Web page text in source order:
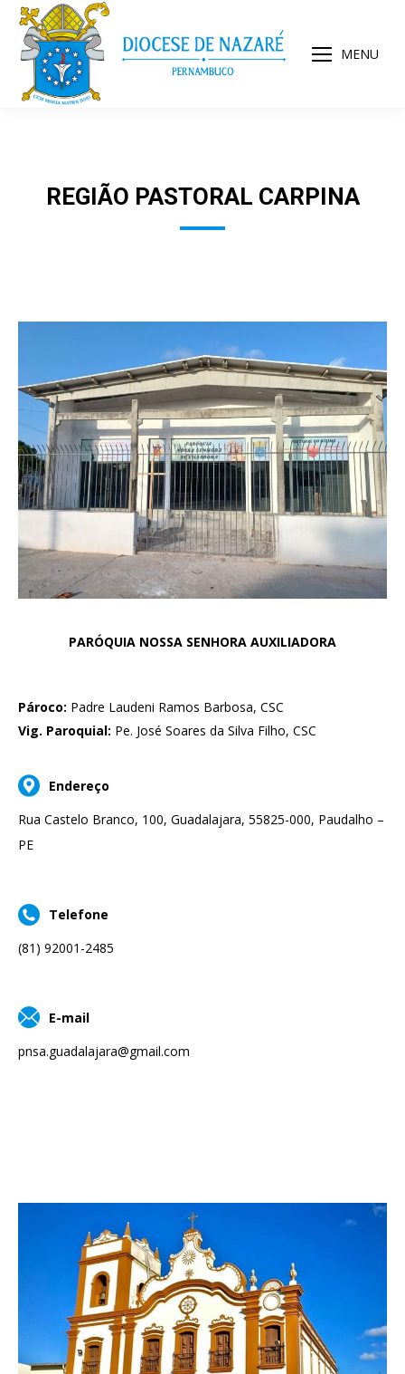
MENU
REGIÃO PASTORAL CARPINA
PARÓQUIA NOSSA SENHORA AUXILIADORA
Pároco: Padre Laudeni Ramos Barbosa, CSC
Vig. Paroquial: Pe. José Soares da Silva Filho, CSC
Endereço
Rua Castelo Branco, 100, Guadalajara, 55825-000, Paudalho –
PE
Telefone
(81) 92001-2485
E-mail
pnsa.guadalajara@gmail.com